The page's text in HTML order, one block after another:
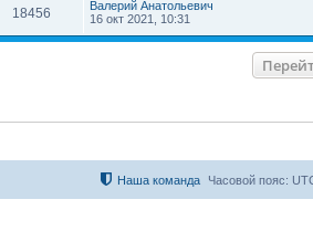
18456
Валерий Анатольевич
16 окт 2021, 10:31
Часовой пояс:
Наша команда